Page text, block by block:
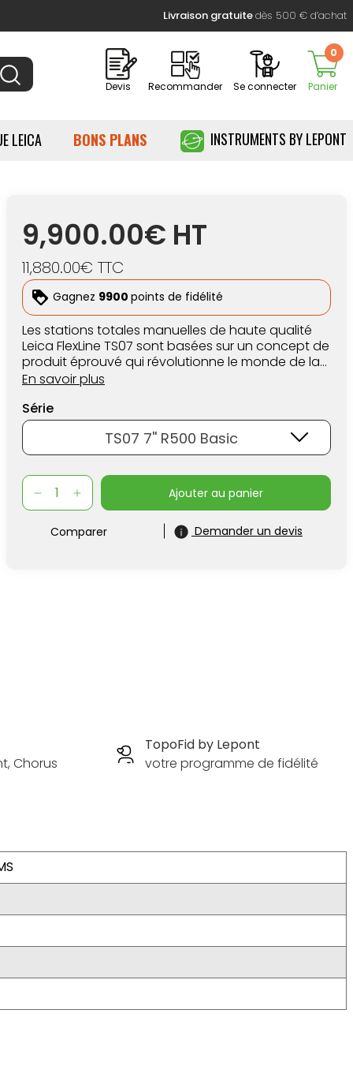
Livraison gratuitedès 500 € d’achat
Devis Recommander Se connecter Panier
0
LEICA BONS PLANS INSTRUMENTS BY LEPONT
9,900.00€ HT
11,880.00€ TTC
Gagnez 9900 points de fidélité
Les stations totales manuelles de haute qualité
Leica FlexLine TS07 sont basées sur un concept de
produit éprouvé qui révolutionne le monde de la
mesure et du levé depuis près de 200 ans.
En savoir plus
Série
TS07 7'' R500 Basic
ajouter au panier
Demander un devis
Comparer
Chorus
TopoFid by Lepont
votre programme de fidélité